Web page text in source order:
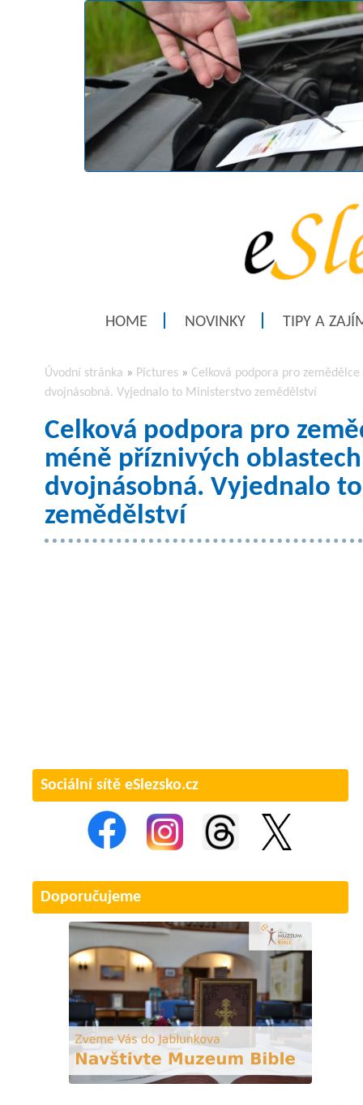
HOME NOVINKY TIPY A
Úvodní stránka » Pictures » Celková podpora pro
dvojnásobná. Vyjednalo to Ministerstvo zemědělství
Celková podpora pro
méně příznivých
dvojnásobná. Vyjednalo
zemědělství
Sociální sítě eSlezsko.cz
Doporučujeme